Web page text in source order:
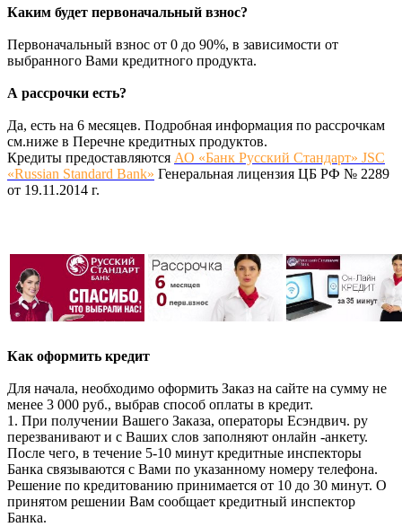
Каким будет первоначальный взнос?
Первоначальный взнос от 0 до 90%, в зависимости от
выбранного Вами кредитного продукта.
А рассрочки есть?
Да, есть на 6 месяцев. Подробная информация по рассрочкам
см.ниже в Перечне кредитных продуктов.
Кредиты предоставляются АО «Банк Русский Стандарт» JSC
«Russian Standard Bank» Генеральная лицензия ЦБ РФ № 2289
от 19.11.2014 г.
Как оформить кредит
Для начала, необходимо оформить Заказ на сайте на сумму не
менее 3 000 руб., выбрав способ оплаты в кредит.
1. При получении Вашего Заказа, операторы Есэндвич. ру
перезванивают и с Ваших слов заполняют онлайн -анкету.
После чего, в течение 5-10 минут кредитные инспекторы
Банка связываются с Вами по указанному номеру телефона.
Решение по кредитованию принимается от 10 до 30 минут. О
принятом решении Вам сообщает кредитный инспектор
Банка.